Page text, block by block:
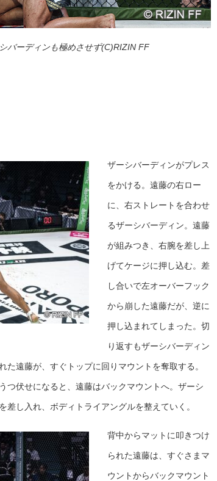
バーディンも極めさせず(C)RIZIN FF
ザーシバーディンがプレス
をかける。遠藤の右ロー
に、右ストレートを合わせ
るザーシバーディン。遠藤
が組みつき、右腕を差し上
げてケージに押し込む。差
し合いで左オーバーフック
から崩した遠藤だが、逆に
押し込まれてしまった。切
り返すもザーシバーディン
遠藤が、すぐトップに回りマウントを奪取する。
つ伏せになると、遠藤はバックマウントへ。ザーシ
し入れ、ボディトライアングルを整えていく。
背中からマットに叩きつけ
られた遠藤は、すぐさまマ
ウントからバックマウント